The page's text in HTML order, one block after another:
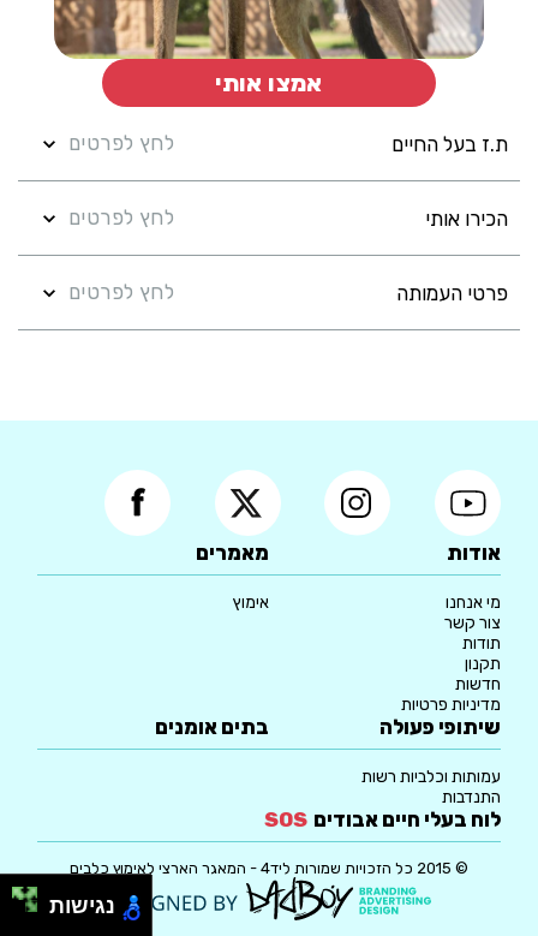
ת.ז בעל החיים לחץ לפרטים
הכירו אותי לחץ לפרטים
פרטי העמותה לחץ לפרטים
אמצו אותי
אודות
מי אנחנו
צור קשר
תודות
תקנון
חדשות
מדיניות פרטיות
מאמרים
אימוץ
שיתופי פעולה
עמותות וכלביות רשות
התנדבות
בתים אומנים
לוח בעלי חיים אבודים SOS
© 2015 כל הזכויות שמורות ליד4 - המאגר הארצי לאימוץ כלבים
נגישות